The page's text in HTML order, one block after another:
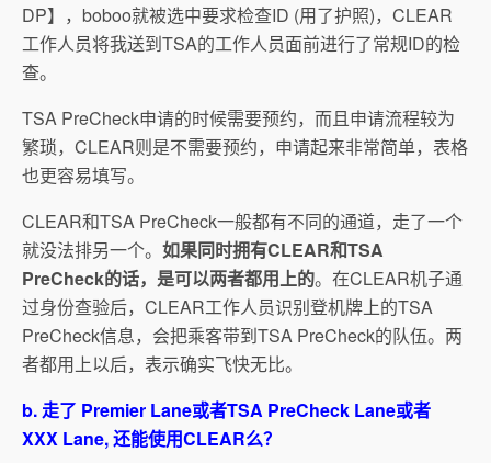
DP】，boboo就被选中要求检查ID (用了护照)，CLEAR
工作人员将我送到TSA的工作人员面前进行了常规ID的检
查。
TSA PreCheck申请的时候需要预约，而且申请流程较为
繁琐，CLEAR则是不需要预约，申请起来非常简单，表格
也更容易填写。
CLEAR和TSA PreCheck一般都有不同的通道，走了一个
就没法排另一个。 如果同时拥有CLEAR和TSA
PreCheck的话，是可以两者都用上的。在CLEAR机子通
过身份查验后，CLEAR工作人员识别登机牌上的TSA
PreCheck信息，会把乘客带到TSA PreCheck的队伍。两
者都用上以后，表示确实飞快无比。
b. 走了 Premier Lane或者TSA PreCheck Lane或者
XXX Lane, 还能使用CLEAR么？